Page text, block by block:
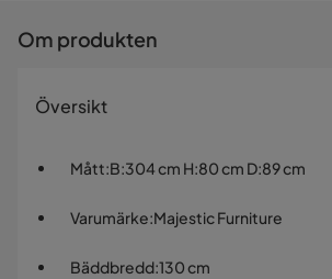
Om produkten
Översikt
Mått:B:304 cm H:80 cm D:89 cm
Varumärke:Majestic Furniture
Bäddbredd:130 cm